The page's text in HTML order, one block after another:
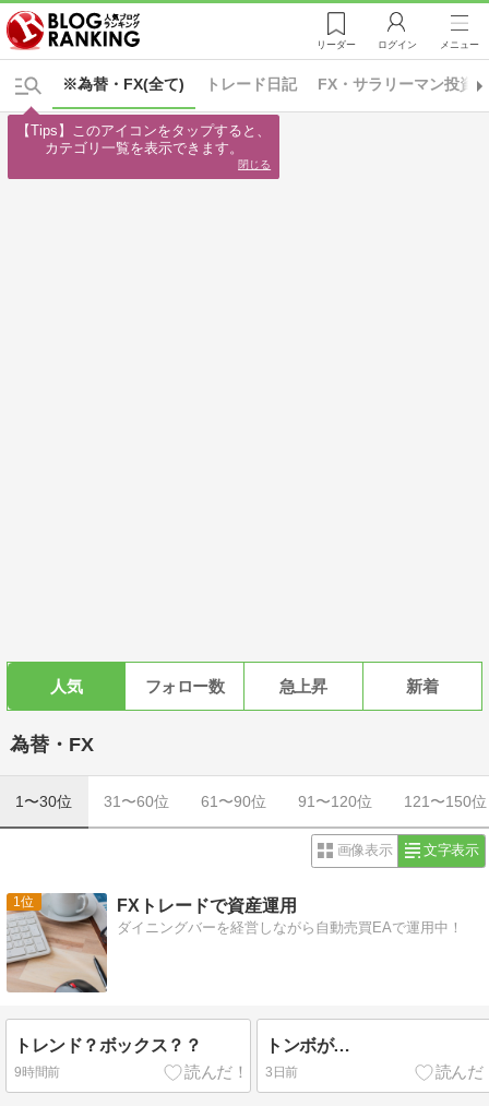
リーダー ログイン メニュー
※為替・FX(全て) トレード日記 FX・サラリーマン投資
人気 フォロー数 急上昇 新着
為替・FX
1〜30位 31〜60位 61〜90位 91〜120位 121〜150位
画像表示 文字表示
1 FXトレードで資産運用
ダイニングバーを経営しながら自動売買EAで運用中！
トレンド？ボックス？？
9時間前
トンボが…
3日前
【Tips】このアイコンをタップすると、
カテゴリ一覧を表示できます。
閉じる